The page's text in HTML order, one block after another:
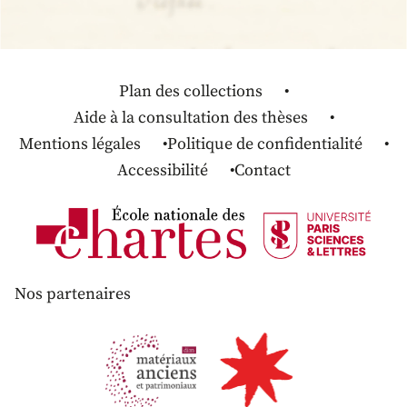
Plan des collections
Aide à la consultation des thèses
Mentions légales
Politique de confidentialité
Accessibilité
Contact
Nos partenaires